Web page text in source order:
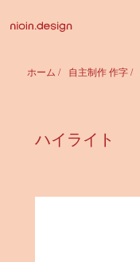
ホーム / 自主制作 作字 /
ハイライト